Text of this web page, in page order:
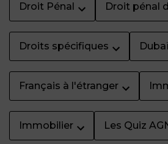
Droit Pénal Droit pénal
Droits spécifiques
Français à l'étranger
Immobilier Les Quiz